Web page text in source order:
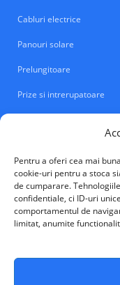
Pentru a oferi cea mai
cookie-uri pentru a stoca
de cumparare.
confidentiale, ci ID-uri
comportamentul de
limitat, anumite
Cabluri electrice
Panouri solare
Prelungitoare
Prize si intrerupatoare
VALM